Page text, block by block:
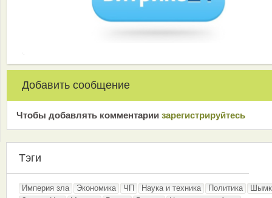
Добавить сообщение
Чтобы добавлять комментарии зарeгиcтрирyйтeсь
Тэги
Империя зла Экономика ЧП Наука и техника Политика